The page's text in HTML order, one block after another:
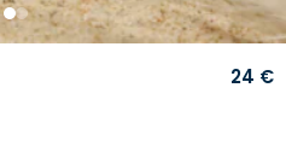
1 2
24 €